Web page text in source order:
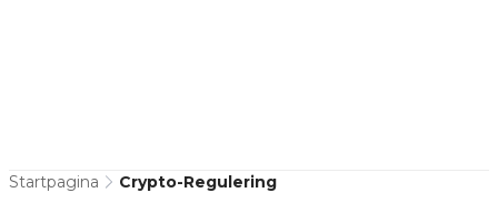
Startpagina Crypto-Regulering